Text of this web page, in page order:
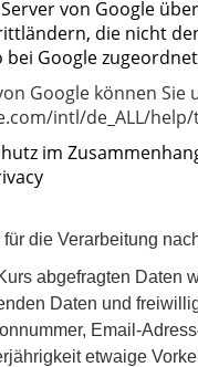
von Google
die nicht
Google
Google können Sie
intl/de_ALL/
im
die Verarbeitung
abgefragten Daten
Daten und
Email-
etwaige